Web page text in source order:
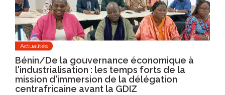
Actualités
Bénin/De la gouvernance économique à
l'industrialisation : les temps forts de la
mission d'immersion de la délégation
centrafricaine avant la GDIZ